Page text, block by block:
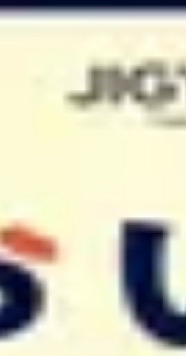
を残しておくことが重要です。
人事と事業の話〜